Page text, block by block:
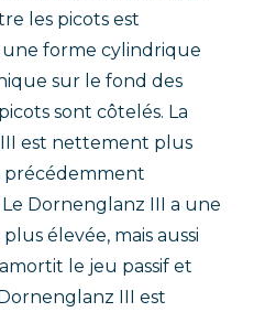
les picots est
une forme cylindrique
sur le fond des
sont côtelés. La
est nettement plus
précédemment
Dornenglanz III a une
élevée, mais aussi
le jeu passif et
III est